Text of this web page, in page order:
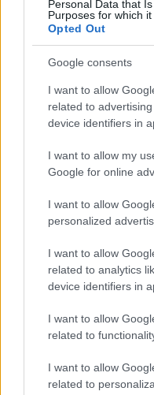
Personal Data that
Purposes for which it
Opted Out
Google consents
I want to allow
related to
device identifiers in
I want to allow my
Google for online
I want to allow
personalized
I want to allow
related to analytics
device identifiers in
I want to allow
related to
I want to allow
related to
CHI
SIAMO
© 2026 - VOLOSCONTATO
04827280654 – TESTATA
35792 – ISCRITTA